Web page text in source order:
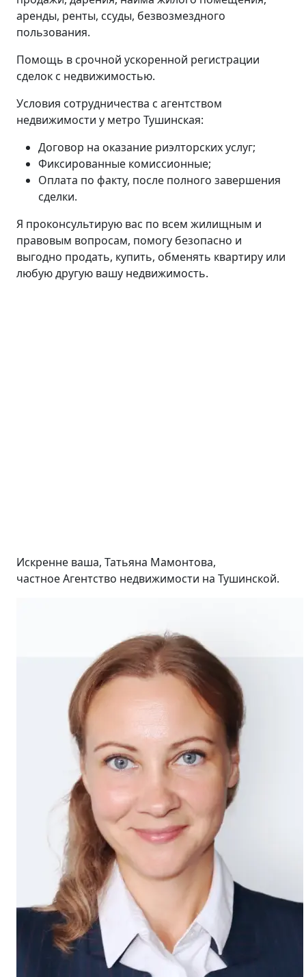
аренды, ренты, ссуды, безвозмездного
пользования.
Помощь в срочной ускоренной регистрации
сделок с недвижимостью.
Условия сотрудничества с агентством
недвижимости у метро Тушинская:
Договор на оказание риэлторских услуг;
Фиксированные комиссионные;
Оплата по факту, после полного завершения
сделки.
Я проконсультирую вас по всем жилищным и
правовым вопросам, помогу безопасно и
выгодно продать, купить, обменять квартиру или
любую другую вашу недвижимость.
Искренне ваша, Татьяна Мамонтова,
частное Агентство недвижимости на Тушинской.